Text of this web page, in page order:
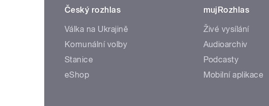
Český rozhlas
Válka na Ukrajině
Komunální volby
Stanice
eShop
mujRozhlas
Živé vysílání
Audioarchiv
Podcasty
Mobilní aplikace